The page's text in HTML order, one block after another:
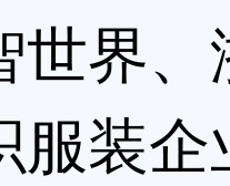
世界
服装